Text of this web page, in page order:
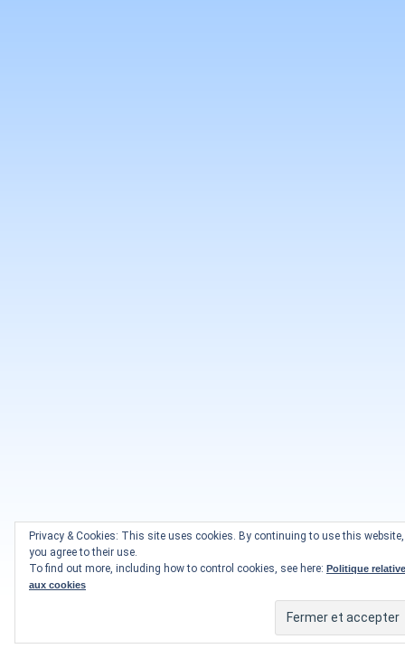
Privacy & Cookies: This site uses cookies. By continuing to use this website,
you agree to their use.
To find out more, including how to control cookies, see here: Politique relative
aux cookies